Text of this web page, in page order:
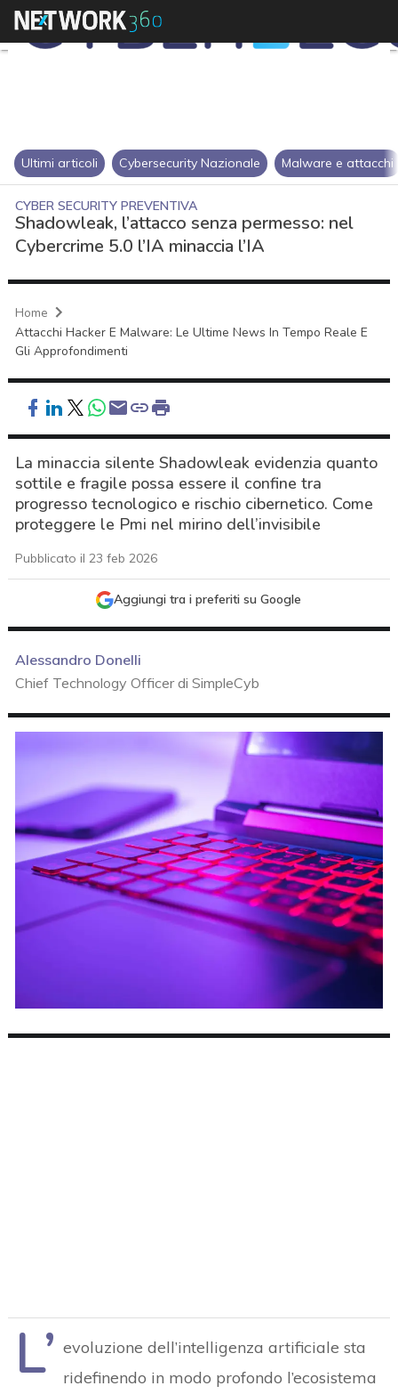
Ultimi articoli Cybersecurity Nazionale Malware e attacchi
CYBER SECURITY PREVENTIVA
Shadowleak, l’attacco senza permesso: nel
Cybercrime 5.0 l’IA minaccia l’IA
Home
Attacchi Hacker E Malware: Le Ultime News In Tempo Reale E
Gli Approfondimenti
La minaccia silente Shadowleak evidenzia quanto
sottile e fragile possa essere il confine tra
progresso tecnologico e rischio cibernetico. Come
proteggere le Pmi nel mirino dell’invisibile
Pubblicato il 23 feb 2026
Aggiungi tra i preferiti su Google
Alessandro Donelli
Chief Technology Officer di SimpleCyb
L’ evoluzione dell’intelligenza artificiale sta
ridefinendo in modo profondo l’ecosistema